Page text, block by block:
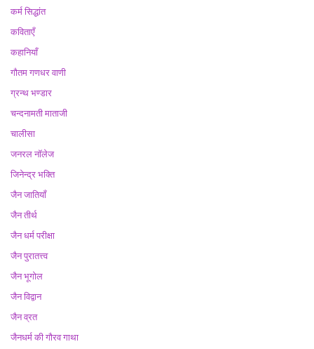
कर्म सिद्धांत
कविताएँ
कहानियाँ
गौतम गणधर वाणी
ग्रन्थ भण्डार
चन्दनामती माताजी
चालीसा
जनरल नॉलेज
जिनेन्द्र भक्ति
जैन जातियाँ
जैन तीर्थ
जैन धर्म परीक्षा
जैन पुरातत्त्व
जैन भूगोल
जैन विद्वान
जैन व्रत
जैनधर्म की गौरव गाथा